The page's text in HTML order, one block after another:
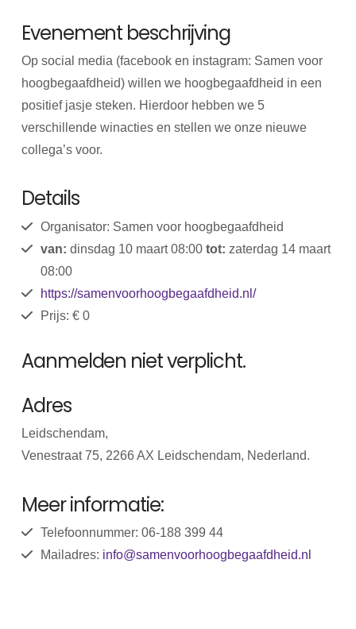
Evenement beschrijving
Op social media (facebook en instagram: Samen voor
hoogbegaafdheid) willen we hoogbegaafdheid in een
positief jasje steken. Hierdoor hebben we 5
verschillende winacties en stellen we onze nieuwe
collega’s voor.
Details
Organisator: Samen voor hoogbegaafdheid
van: dinsdag 10 maart 08:00 tot: zaterdag 14 maart
08:00
https://samenvoorhoogbegaafdheid.nl/
Prijs: € 0
Aanmelden niet verplicht.
Adres
Leidschendam,
Venestraat 75, 2266 AX Leidschendam, Nederland.
Meer informatie:
Telefoonnummer: 06-188 399 44
Mailadres: info@samenvoorhoogbegaafdheid.nl